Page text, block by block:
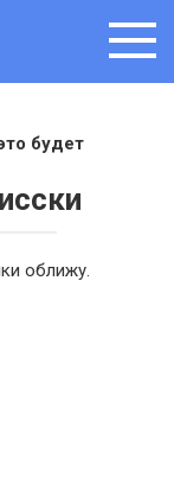
будет
оближу.